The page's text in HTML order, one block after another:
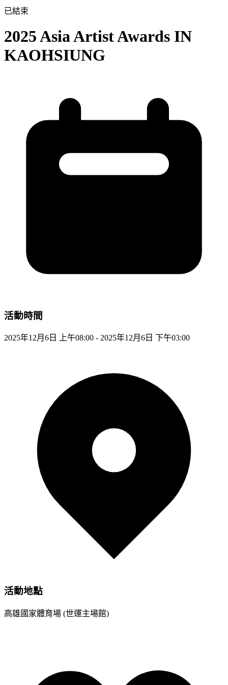
已結束
2025 Asia Artist Awards IN
KAOHSIUNG
活動時間
2025年12月6日 上午08:00 - 2025年12月6日 下午03:00
活動地點
高雄國家體育場 (世運主場館)